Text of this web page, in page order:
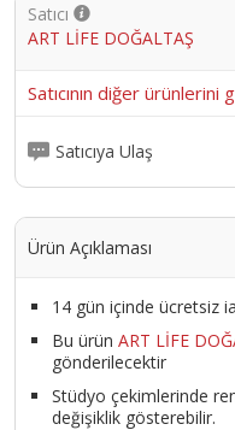
Satıcı
ART LİFE DOĞALTAŞ
Satıcının diğer ürünlerini
Satıcıya Ulaş
Ürün Açıklaması
14 gün içinde ücretsiz
Bu ürün ART LİFE
gönderilecektir
Stüdyo çekimlerinde
değişiklik gösterebilir.